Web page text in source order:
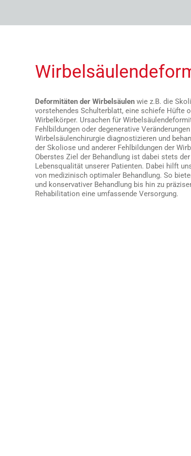
Deformitäten der Wirbelsäulen wie z.B. die
vorstehendes Schulterblatt, eine schiefe Hüfte
Wirbelkörper. Ursachen für
Fehlbildungen oder degenerative
Wirbelsäulenchirurgie diagnostizieren und
der Skoliose und anderer Fehlbildungen der
Oberstes Ziel der Behandlung ist dabei stets
Lebensqualität unserer Patienten. Dabei hilft
von medizinisch optimaler Behandlung. So
und konservativer Behandlung bis hin zu
Rehabilitation eine umfassende Versorgung.